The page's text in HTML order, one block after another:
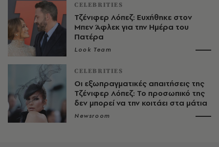
CELEBRITIES
Τζένιφερ Λόπεζ: Ευχήθηκε στον
Μπεν Άφλεκ για την Ημέρα του
Πατέρα
Look Team
CELEBRITIES
Οι εξωπραγματικές απαιτήσεις της
Τζένιφερ Λόπεζ: Το προσωπικό της
δεν μπορεί να την κοιτάει στα μάτια
Newsroom